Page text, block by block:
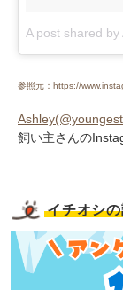
A post shared
参照元：https://
飼い主さんの
イチオシ